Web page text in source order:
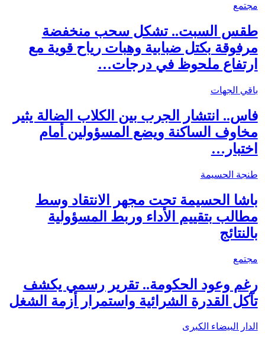
مجتمع
طقس السبت.. تشكل سحب منخفضة
مرفوقة بكتل ضبابية وهبات رياح قوية مع
ارتفاع ملحوظ في درجات…
باقي الجهات
فاس.. انتشار الجرب بين الكلاب الضالة يثير
مخاوف الساكنة ويضع المسؤولين أمام
اختبار…
طنجة الحسيمة
باشا الحسيمة تحت مجهر الانتقاد وسط
مطالب بتقييم الأداء وربط المسؤولية
بالنتائج
مجتمع
رغم وعود الحكومة.. تقرير رسمي يكشف
تآكل القدرة الشرائية واستمرار أزمة الشغل
الدار البيضاء الكبرى